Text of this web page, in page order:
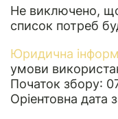
Не виключено, що
список потреб
Юридична
умови
Початок збору:
Оріентовна дата